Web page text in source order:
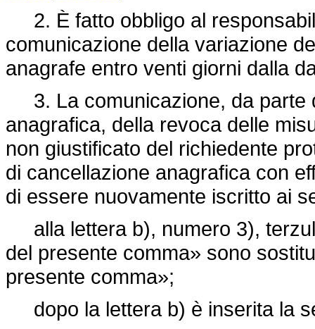
2. È fatto obbligo al
comunicazione della variazione
anagrafe entro venti giorni dalla
3. La comunicazione, da parte
anagrafica, della revoca delle
non giustificato del richiedente
di cancellazione anagrafica con
di essere nuovamente iscritto ai
alla lettera b), numero 3),
del presente comma» sono
presente comma»;
dopo la lettera b) è inserita la